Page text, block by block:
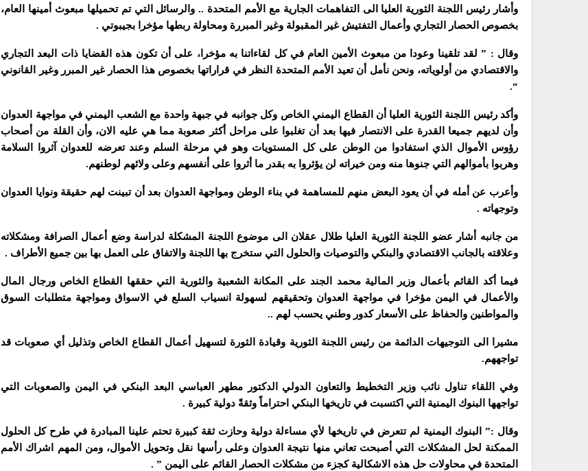
وأشار رئيس اللجنة الثورية العليا الى التفاهمات الجارية مع الأمم المتحدة .. والرسائل التي تم تحميلها مبعوث أمينها العام،
بخصوص الحصار التجاري وأعمال التفتيش غير المقبولة وغير المبررة ومحاولة ربطها مؤخرا بجيبوتي .
وقال : ” لقد تلقينا وعودا من مبعوث الأمين العام في كل لقاءاتنا به مؤخرا، على أن تكون هذه القضايا ذات البعد التجاري
والاقتصادي من أولوياته، ونحن نأمل أن تعيد الأمم المتحدة النظر في قراراتها بخصوص هذا الحصار غير المبرر وغير القانوني
“.
وأكد رئيس اللجنة الثورية العليا أن القطاع اليمني الخاص وكل جوانبه في جبهة واحدة مع الشعب اليمني في مواجهة العدوان
وأن لديهم جميعا القدرة على الانتصار فيها بعد أن تغلبوا على مراحل أكثر صعوبة مما هي عليه الان، وأن القلة من أصحاب
رؤوس الأموال الذي استفادوا من الوطن على كل المستويات وهو في مرحلة السلم وعند تعرضه للعدوان آثروا السلامة
وهربوا بأموالهم التي جنوها منه ومن خيراته لن يؤثروا به بقدر ما أثروا على أنفسهم وعلى ولائهم لوطنهم.
وأعرب عن أمله في أن يعود البعض منهم للمساهمة في بناء الوطن ومواجهة العدوان بعد أن تبينت لهم حقيقة ونوايا العدوان
وتوجهاته .
من جانبه أشار عضو اللجنة الثورية العليا طلال عقلان الى موضوع اللجنة المشكلة لدراسة وضع أعمال الصرافة ومشكلاته
وعلاقته بالجانب الاقتصادي والبنكي والتوصيات والحلول التي ستخرج بها اللجنة والاتفاق على العمل بها بين جميع الأطراف .
فيما أكد القائم بأعمال وزير المالية محمد الجند على المكانة الشعبية والثورية التي حققها القطاع الخاص ورجال المال
والأعمال في اليمن مؤخرا في مواجهة العدوان وتحقيقهم لسهولة انسياب السلع في الاسواق ومواجهة متطلبات السوق
والمواطنين والحفاظ على الأسعار كدور وطني يحسب لهم ..
مشيرا الى التوجيهات الدائمة من رئيس اللجنة الثورية وقيادة الثورة لتسهيل أعمال القطاع الخاص وتذليل أي صعوبات قد
تواجههم.
وفي اللقاء تناول نائب وزير التخطيط والتعاون الدولي الدكتور مطهر العباسي البعد البنكي في اليمن والصعوبات التي
تواجهها البنوك اليمنية التي اكتسبت في تاريخها البنكي احتراماً وثقةً دولية كبيرة .
وقال :” البنوك اليمنية لم تتعرض في تاريخها لأي مساءلة دولية وحازت ثقة كبيرة تحتم علينا المبادرة في طرح كل الحلول
الممكنة لحل المشكلات التي أصبحت تعاني منها نتيجة العدوان وعلى رأسها نقل وتحويل الأموال، ومن المهم اشراك الأمم
المتحدة في محاولات حل هذه الاشكالية كجزء من مشكلات الحصار القائم على اليمن ” .